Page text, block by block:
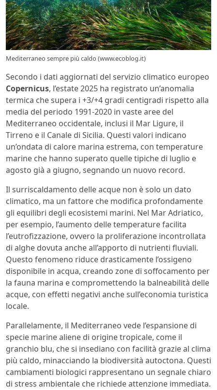
Mediterraneo sempre più caldo (www.ecoblog.it)
Secondo i dati aggiornati del servizio climatico europeo
Copernicus, l’estate 2025 ha registrato un’anomalia
termica che supera i +3/+4 gradi centigradi rispetto alla
media del periodo 1991-2020 in vaste aree del
Mediterraneo occidentale, inclusi il Mar Ligure, il
Tirreno e il Canale di Sicilia. Questi valori indicano
un’ondata di calore marina estrema, con temperature
marine che hanno superato quelle tipiche di luglio e
agosto già a giugno, segnando un nuovo record.
Il surriscaldamento delle acque non è solo un dato
climatico, ma un fattore che modifica profondamente
gli equilibri degli ecosistemi marini. Nel Mar Adriatico,
per esempio, l’aumento delle temperature facilita
l’eutrofizzazione, ovvero la proliferazione incontrollata
di alghe dovuta anche all’apporto di nutrienti fluviali.
Questo fenomeno riduce drasticamente l’ossigeno
disponibile in acqua, creando zone di soffocamento per
la fauna marina e compromettendo la balneabilità delle
acque, con effetti negativi anche sull’economia turistica
locale.
Parallelamente, il Mediterraneo vede l’espansione di
specie marine aliene di origine tropicale, come il
granchio blu, che si insediano con facilità grazie al clima
più caldo, minacciando la biodiversità autoctona. Questi
cambiamenti biologici rappresentano un segnale chiaro
di stress ambientale che richiede attenzione immediata.